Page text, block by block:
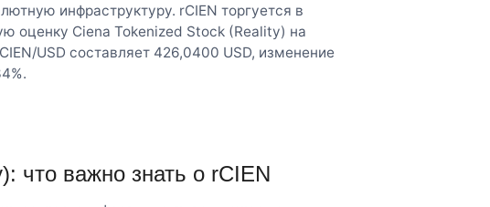
инфраструктуру. rCIEN торгуется в
оценку Ciena Tokenized Stock (Reality) на
USD составляет 426,0400 USD, изменение
что важно знать о rCIEN